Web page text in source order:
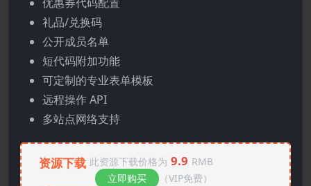
礼品/兑换码
公开成员名单
短代码附加功能
可定制的专业表单模板
远程操作 API
多站点网络支持
资源下载 此资源下载价格为 9.9 RMB
立即购买
（VIP免费）